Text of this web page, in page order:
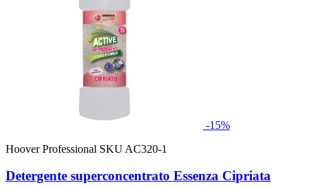
-15%
Hoover Professional SKU AC320-1
Detergente superconcentrato Essenza Cipriata